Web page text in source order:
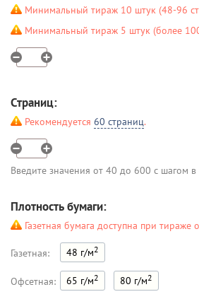
Минимальный тираж 10 штук (48-96
Минимальный тираж 5 штук (более
Страниц:
Рекомендуется 60 страниц.
Введите значения от 40 до 600 с шагом
Плотность бумаги:
Газетная бумага доступна при тираже
Газетная: 48 г/м2
Офсетная: 65 г/м2 80 г/м2